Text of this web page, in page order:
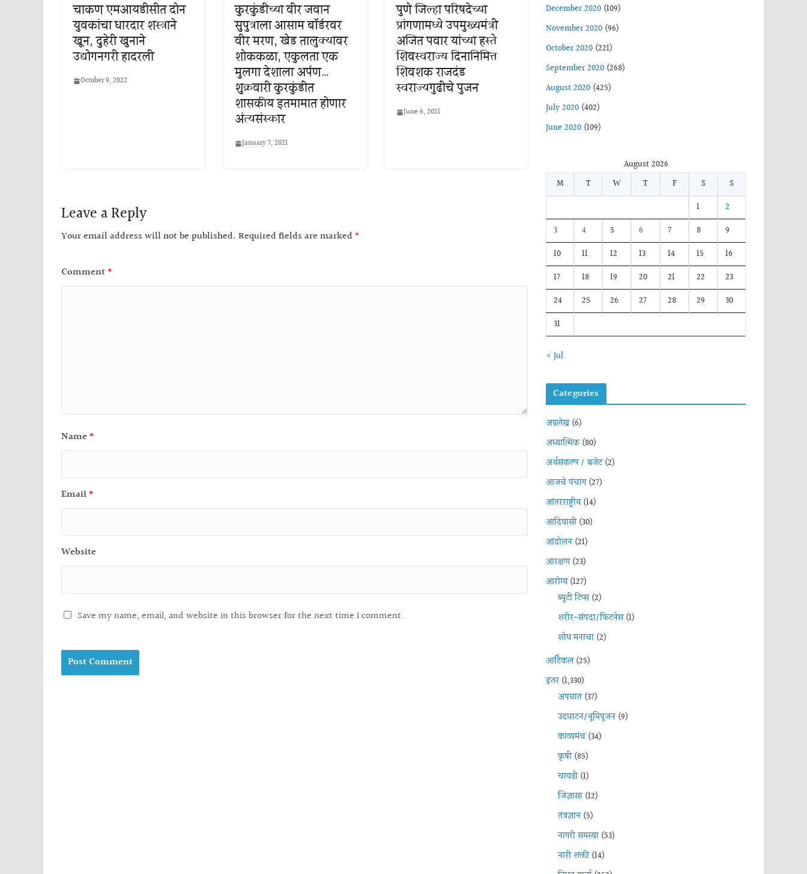
चाकण एमआयडीसीत दोन
युवकांचा धारदार शस्त्राने
खून, दुहेरी खुनाने
उद्योगनगरी हादरली
October 9, 2022
कुरकुंडीच्या वीर जवान
सुपुत्राला आसाम बॉर्डरवर
वीर मरण, खेड तालुक्यावर
शोककळा, एकुलता एक
मुलगा देशाला अर्पण…
शुक्रवारी कुरकुंडीत
शासकीय इतमामात होणार
अंत्यसंस्कार
January 7, 2021
पुणे जिल्हा परिषदेच्या
प्रांगणामध्ये उपमुख्यमंत्री
अजित पवार यांच्या हस्ते
शिवस्वराज्य दिनानिमित्त
शिवशक राजदंड
स्वराज्यगुढीचे पुजन
June 6, 2021
Leave a Reply
Your email address will not be published. Required fields are marked *
Comment *
Name *
Email *
Website
Save my name, email, and website in this browser for the next time I comment.
December 2020 (109)
November 2020 (96)
October 2020 (221)
September 2020 (268)
August 2020 (425)
July 2020 (402)
June 2020 (109)
August 2026
M
T W T F S
S
1
2
3
4 5 6 7 8
9
10
11 12 13 14 15
16
17
18 19 20 21 22
23
24
25 26 27 28 29
30
31
« Jul
Categories
अग्रलेख(6)
अध्यात्मिक(80)
अर्थसंकल्प / बजेट(2)
आजचे पंचांग(27)
आंतरराष्ट्रीय(14)
आदिवासी(30)
आंदोलन(21)
आरक्षण(23)
आरोग्य(127)
ब्युटी टिप्स(2)
शरीर-संपदा/फिटनेस(1)
शोध मनाचा(2)
आर्टिकल(25)
इतर(1,330)
अपघात(37)
उदघाटन/भूमिपूजन(9)
काव्यमंच(34)
कृषी(85)
चावडी(1)
जिज्ञासा(12)
तंत्रज्ञान(5)
नागरी समस्या(53)
नारी शक्ती(14)